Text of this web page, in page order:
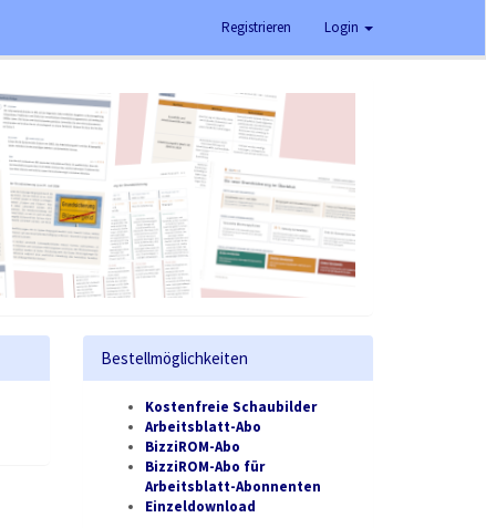
Registrieren Login
Bestellmöglichkeiten
Kostenfreie Schaubilder
Arbeitsblatt-Abo
BizziROM-Abo
BizziROM-Abo für
Arbeitsblatt-Abonnenten
Einzeldownload